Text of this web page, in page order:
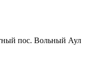
пос. Вольный Аул